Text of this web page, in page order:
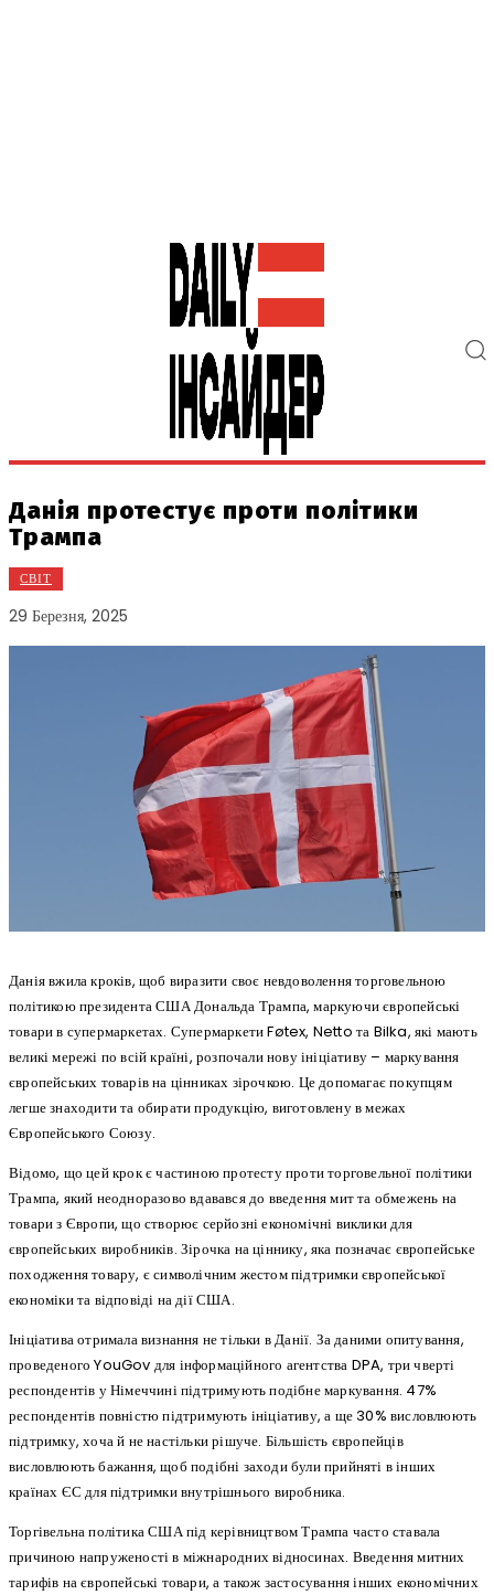
Данія протестує проти політики
Трампа
СВІТ
29 Березня, 2025
Данія вжила кроків, щоб виразити своє невдоволення торговельною
політикою президента США Дональда Трампа, маркуючи європейські
товари в супермаркетах. Супермаркети Føtex, Netto та Bilka, які мають
великі мережі по всій країні, розпочали нову ініціативу – маркування
європейських товарів на цінниках зірочкою. Це допомагає покупцям
легше знаходити та обирати продукцію, виготовлену в межах
Європейського Союзу.
Відомо, що цей крок є частиною протесту проти торговельної політики
Трампа, який неодноразово вдавався до введення мит та обмежень на
товари з Європи, що створює серйозні економічні виклики для
європейських виробників. Зірочка на ціннику, яка позначає європейське
походження товару, є символічним жестом підтримки європейської
економіки та відповіді на дії США.
Ініціатива отримала визнання не тільки в Данії. За даними опитування,
проведеного YouGov для інформаційного агентства DPA, три чверті
респондентів у Німеччині підтримують подібне маркування. 47%
респондентів повністю підтримують ініціативу, а ще 30% висловлюють
підтримку, хоча й не настільки рішуче. Більшість європейців
висловлюють бажання, щоб подібні заходи були прийняті в інших
країнах ЄС для підтримки внутрішнього виробника.
Торгівельна політика США під керівництвом Трампа часто ставала
причиною напруженості в міжнародних відносинах. Введення митних
тарифів на європейські товари, а також застосування інших економічних